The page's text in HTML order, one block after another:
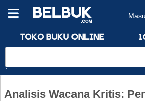
Analisis Wacana Kritis: